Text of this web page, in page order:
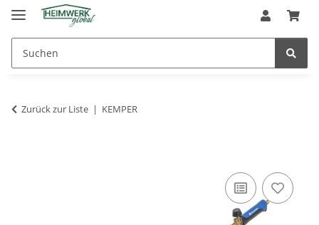
Zurück zur Liste KEMPER